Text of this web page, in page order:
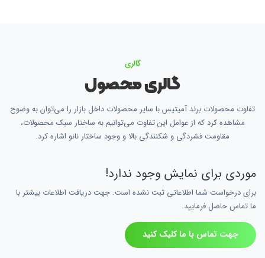
گالری
گالری محصول
تفاوت محصولات برند آمیتیس با سایر محصولات داخل بازار را می‌توان به وضوح
مشاهده کرد که از عوامل این تفاوت می‌توانیم به ساختار سبک محصولات،
مقاومت فشردگی و شکنندگی بالا و وجود ساختار نانو اشاره کرد.
موردی برای نمایش وجود ندارد!
برای درخواست شما اطلاعاتی ثبت نشده است. جهت دریافت اطلاعات بیشتر با
ما تماس حاصل فرمایید.
جهت تماس با ما کلیک کنید